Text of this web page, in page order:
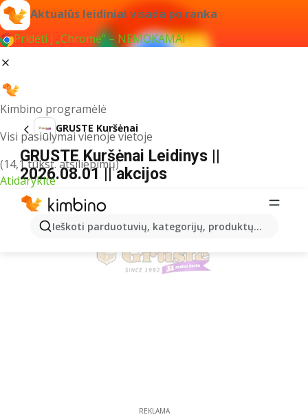
Aktualūs leidiniai visada po ranka
Pridėti į „Chrome“ – NEMOKAMAI
Kimbino programėlė
Visi pasiūlymai vienoje vietoje
(14,1 tūkst. atsiliepimų)
Atidarykite
Ieškoti parduotuvių, kategorijų, produktų...
GRUSTE Kuršėnai
GRUSTE Kuršėnai Leidinys ||
2026.08.01 || akcijos
REKLAMA